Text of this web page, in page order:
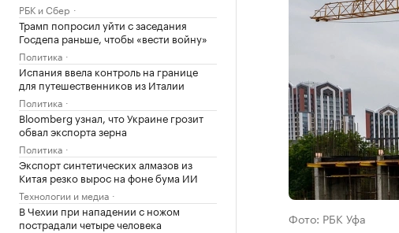
РБК и Сбер
Трамп попросил уйти с заседания
Госдепа раньше, чтобы «вести войну»
Политика
Испания ввела контроль на границе
для путешественников из Италии
Политика
Bloomberg узнал, что Украине грозит
обвал экспорта зерна
Политика
Экспорт синтетических алмазов из
Китая резко вырос на фоне бума ИИ
Технологии и медиа
В Чехии при нападении с ножом
пострадали четыре человека
Фото: РБК Уфа